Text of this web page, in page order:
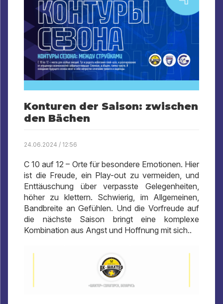
Konturen der Saison: zwischen
den Bächen
24.06.2024 / 12:56
C 10 auf 12 – Orte für besondere Emotionen. Hier
ist die Freude, ein Play-out zu vermeiden, und
Enttäuschung über verpasste Gelegenheiten,
höher zu klettern. Schwierig, im Allgemeinen,
Bandbreite an Gefühlen. Und die Vorfreude auf
die nächste Saison bringt eine komplexe
Kombination aus Angst und Hoffnung mit sich..